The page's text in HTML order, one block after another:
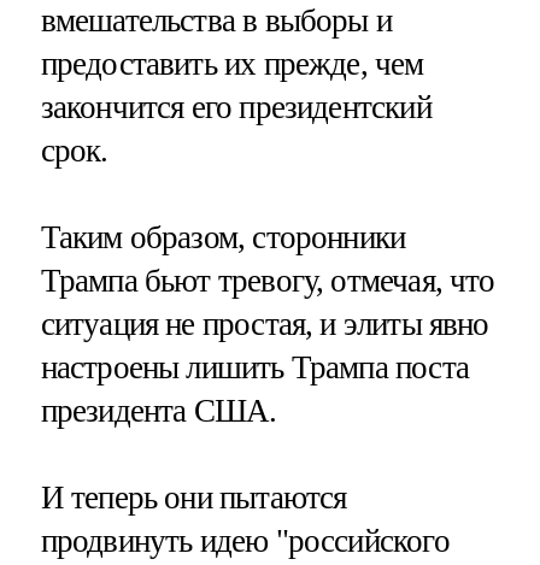
вмешательства в выборы и
предоставить их прежде, чем
закончится его президентский
срок.
Таким образом, сторонники
Трампа бьют тревогу, отмечая, что
ситуация не простая, и элиты явно
настроены лишить Трампа поста
президента США.
И теперь они пытаются
продвинуть идею "российского